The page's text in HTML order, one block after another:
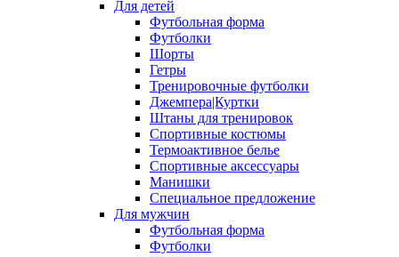
Для детей
Футбольная форма
Футболки
Шорты
Гетры
Тренировочные футболки
Джемпера|Куртки
Штаны для тренировок
Спортивные костюмы
Термоактивное белье
Спортивные аксессуары
Манишки
Специальное предложение
Для мужчин
Футбольная форма
Футболки